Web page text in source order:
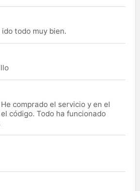
todo muy bien.
comprado el servicio y en el
código. Todo ha funcionado